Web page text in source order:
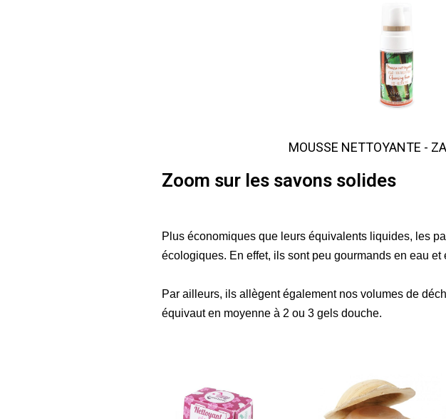
MOUSSE NETTOYANTE -
Zoom sur les savons solides
Plus économiques que leurs équivalents liquides, les
écologiques. En effet, ils sont peu gourmands en eau
Par ailleurs, ils allègent également nos volumes de
équivaut en moyenne à 2 ou 3 gels douche.